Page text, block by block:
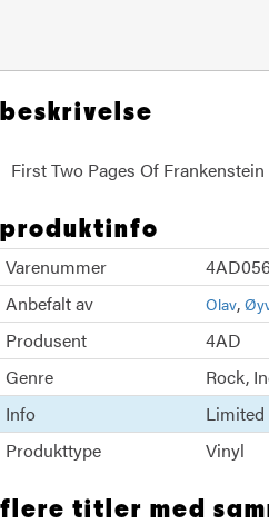
beskrivelse
First Two Pages Of
produktinfo
Varenummer
Anbefalt av
Olav
Produsent
4AD
Genre
Rock
Info
Produkttype
Vinyl
flere titler med